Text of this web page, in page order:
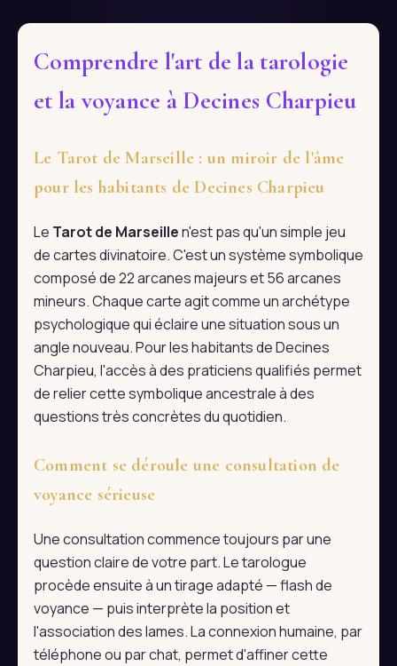
Comprendre l'art de la tarologie
et la voyance à Decines Charpieu
Le Tarot de Marseille : un miroir de l'âme
pour les habitants de Decines Charpieu
Le Tarot de Marseillen'est pas qu'un simple jeu
de cartes divinatoire. C'est un système symbolique
composé de 22 arcanes majeurs et 56 arcanes
mineurs. Chaque carte agit comme un archétype
psychologique qui éclaire une situation sous un
angle nouveau. Pour les habitants de Decines
Charpieu, l'accès à des praticiens qualifiés permet
de relier cette symbolique ancestrale à des
questions très concrètes du quotidien.
Comment se déroule une consultation de
voyance sérieuse
Une consultation commence toujours par une
question claire de votre part. Le tarologue
procède ensuite à un tirage adapté — flash de
voyance — puis interprète la position et
l'association des lames. La connexion humaine, par
téléphone ou par chat, permet d'affiner cette